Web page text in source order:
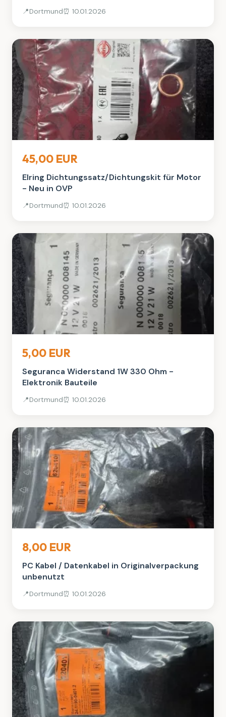
📍Dortmund⏰ 10.01.2026
45,00 EUR
Elring Dichtungssatz/Dichtungskit für Motor
- Neu in OVP
📍Dortmund⏰ 10.01.2026
5,00 EUR
Seguranca Widerstand 1W 330 Ohm -
Elektronik Bauteile
📍Dortmund⏰ 10.01.2026
8,00 EUR
PC Kabel / Datenkabel in Originalverpackung
unbenutzt
📍Dortmund⏰ 10.01.2026